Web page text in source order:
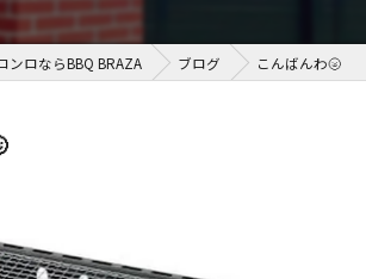
ンロならBBQ BRAZA ブログ こんばんわ🌝